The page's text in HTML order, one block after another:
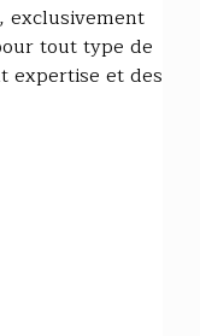
exclusivement
tout type de
expertise et des